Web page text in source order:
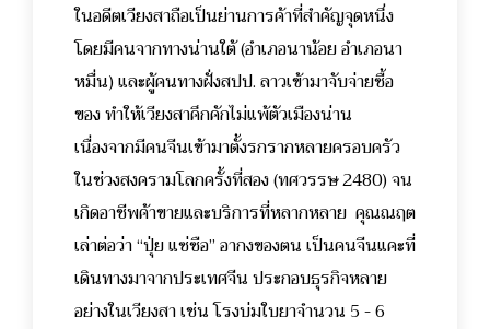
ในอดีตเวียงสาถือเป็นย่านการค้าที่สำคัญจุดหนึ่ง
โดยมีคนจากทางน่านใต้ (อำเภอนาน้อย อำเภอนา
หมื่น) และผู้คนทางฝั่งสปป. ลาวเข้ามาจับจ่ายซื้อ
ของ ทำให้เวียงสาคึกคักไม่แพ้ตัวเมืองน่าน
เนื่องจากมีคนจีนเข้ามาตั้งรกรากหลายครอบครัว
ในช่วงสงครามโลกครั้งที่สอง (ทศวรรษ 2480) จน
เกิดอาชีพค้าขายและบริการที่หลากหลาย คุณณฤต
เล่าต่อว่า “ปุ่ย แซ่ซือ” อากงของตน เป็นคนจีนแคะที่
เดินทางมาจากประเทศจีน ประกอบธุรกิจหลาย
อย่างในเวียงสา เช่น โรงบ่มใบยาจำนวน 5 - 6